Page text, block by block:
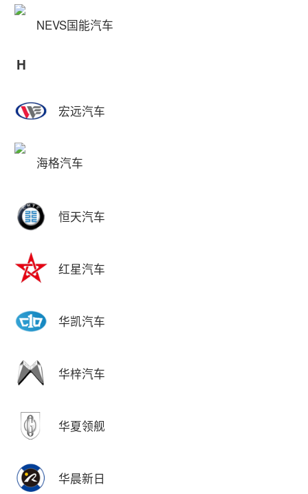
NEVS国能汽车
H
宏远汽车
海格汽车
恒天汽车
红星汽车
华凯汽车
华梓汽车
华夏领舰
华晨新日